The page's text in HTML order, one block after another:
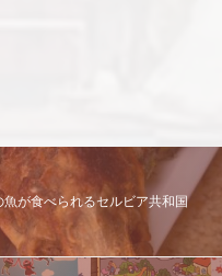
魚が食べられるセルビア共和国